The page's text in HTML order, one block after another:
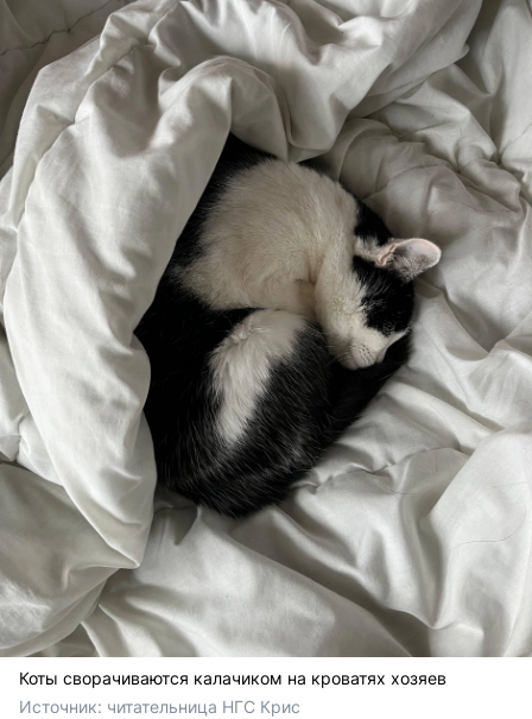
Коты сворачиваются калачиком на кроватях хозяев
Источник: читательница НГС Крис